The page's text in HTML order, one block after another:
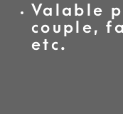
Valable
couple,
etc.